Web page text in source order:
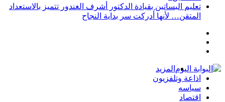
تعليم البساتين بقيادة الدكتور أشرف الغندور تتميز بالاستعداد
المتقن… لأنها أدركت سر بداية النجاح
المزيد
اذاعة وتلفزيون
سياسه
اقتصاد